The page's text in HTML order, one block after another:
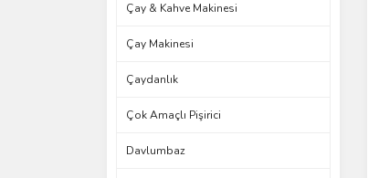
Çay & Kahve Makinesi
Çay Makinesi
Çaydanlık
Çok Amaçlı Pişirici
Davlumbaz